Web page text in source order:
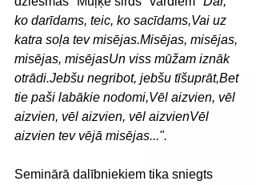
ko darīdams, teic, ko sacīdams,Vai uz
katra soļa tev misējas.Misējas, misējas,
misējas, misējasUn viss mūžam iznāk
otrādi.Jebšu negribot, jebšu tīšuprāt,Bet
tie paši labākie nodomi,Vēl aizvien, vēl
aizvien, vēl aizvien, vēl aizvienVēl
aizvien tev vējā misējas...".
Seminārā dalībniekiem tika sniegts